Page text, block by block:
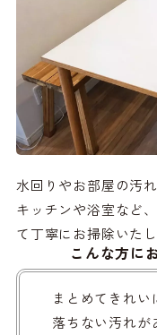
水回りやお部屋の汚
キッチンや浴室など
て丁寧にお掃除いたし
こんな方に
まとめてきれい
落ちない汚れが